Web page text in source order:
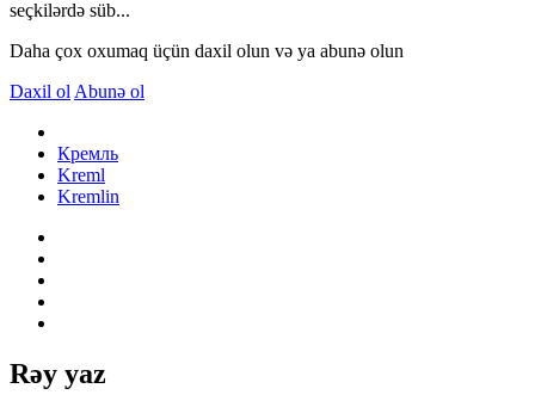
seçkilərdə süb...
Daha çox oxumaq üçün daxil olun və ya abunə olun
Daxil ol Abunə ol
Кремль
Kreml
Kremlin
Rəy yaz